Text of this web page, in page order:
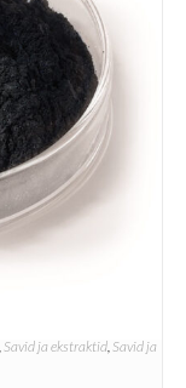
Savid ja ekstraktid Savid ja